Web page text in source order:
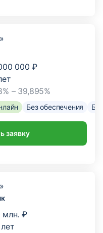
000 ₽
– 39,895%
Без обеспечения
заявку
млн. ₽
лет